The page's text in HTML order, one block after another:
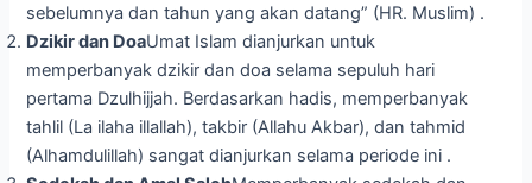
sebelumnya dan tahun yang akan datang” (HR. Muslim) .
Dzikir dan DoaUmat Islam dianjurkan untuk
memperbanyak dzikir dan doa selama sepuluh hari
pertama Dzulhijjah. Berdasarkan hadis, memperbanyak
tahlil (La ilaha illallah), takbir (Allahu Akbar), dan tahmid
(Alhamdulillah) sangat dianjurkan selama periode ini .